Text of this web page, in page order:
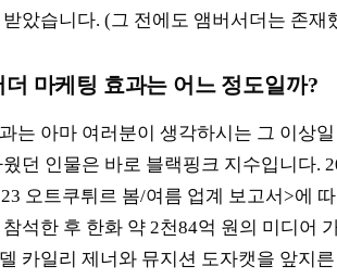
았습니다. (그 전에도 앰버서더는 존재
마케팅 효과는 어느 정도일까?
는 아마 여러분이 생각하시는 그 이상
던 인물은 바로 블랙핑크 지수입니다.
오트쿠튀르 봄/여름 업계 보고서>에
석한 후 한화 약 2천84억 원의 미디어
카일리 제너와 뮤지션 도자캣을 앞지